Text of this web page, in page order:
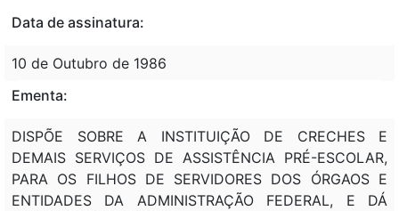
Data de assinatura:
10 de Outubro de 1986
Ementa:
DISPÕE SOBRE A INSTITUIÇÃO DE CRECHES E
DEMAIS SERVIÇOS DE ASSISTÊNCIA PRÉ-ESCOLAR,
PARA OS FILHOS DE SERVIDORES DOS ÓRGAOS E
ENTIDADES DA ADMINISTRAÇÃO FEDERAL, E DÁ